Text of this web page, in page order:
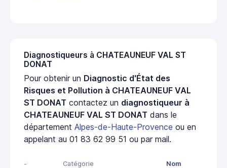
Diagnostiqueurs à CHATEAUNEUF VAL ST
DONAT
Pour obtenir un Diagnostic d'État des
Risques et Pollution à CHATEAUNEUF VAL
ST DONAT contactez un diagnostiqueur à
CHATEAUNEUF VAL ST DONAT dans le
département Alpes-de-Haute-Provence ou en
appelant au 01 83 62 99 51 ou par mail.
- Catégorie Nom